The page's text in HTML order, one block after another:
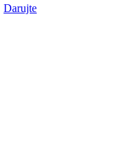
Darujte